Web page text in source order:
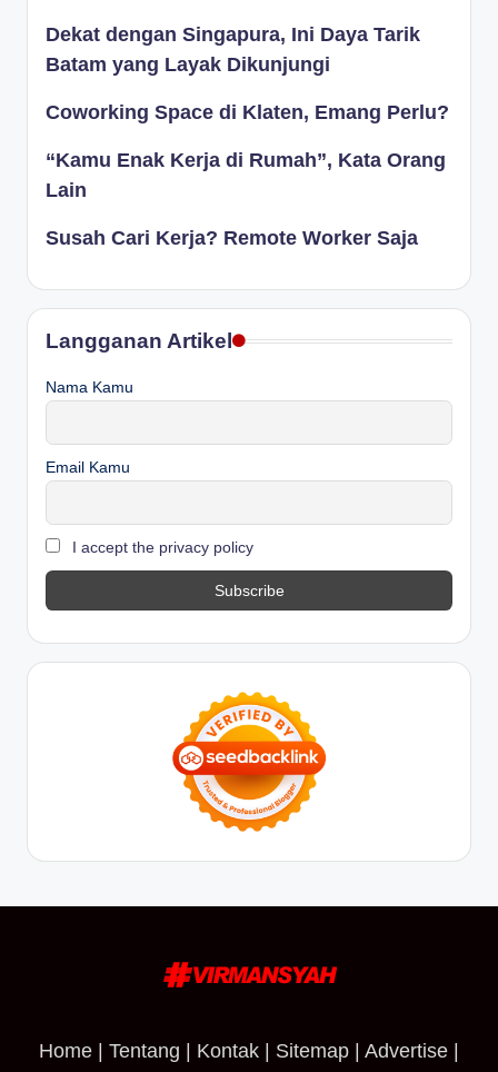
Dekat dengan Singapura, Ini Daya Tarik
Batam yang Layak Dikunjungi
Coworking Space di Klaten, Emang Perlu?
“Kamu Enak Kerja di Rumah”, Kata Orang
Lain
Susah Cari Kerja? Remote Worker Saja
Langganan Artikel
Nama Kamu
Email Kamu
I accept the privacy policy
Home | Tentang | Kontak | Sitemap | Advertise |